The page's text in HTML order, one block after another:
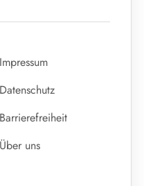
Impressum
Datenschutz
Barrierefreiheit
Über uns